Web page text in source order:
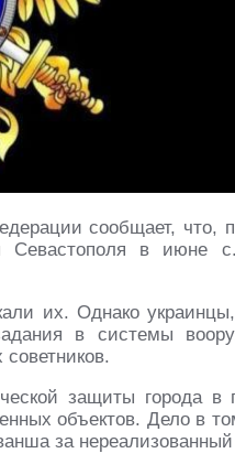
сообщает, что,
в июне
их. Однако
в системы
защиты города в
объектов. Дело в
за нереализованный